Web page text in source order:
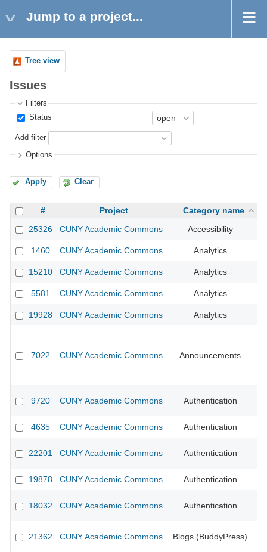
Jump to a project...
Tree view
Issues
Filters
Status
Add filter
Options
Apply Clear
# Project
Category name
25326
CUNY Academic Commons Accessibility
1460 CUNY Academic Commons Analytics
15210 CUNY Academic Commons Analytics
5581 CUNY Academic Commons Analytics
19928 CUNY Academic Commons Analytics
7022 CUNY Academic Commons Announcements
9720 CUNY Academic Commons Authentication
4635 CUNY Academic Commons Authentication
22201 CUNY Academic Commons Authentication
19878 CUNY Academic Commons Authentication
18032 CUNY Academic Commons Authentication
21362 CUNY Academic Commons Blogs (BuddyPress)